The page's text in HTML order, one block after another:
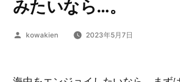
みたいなら…。
投
kowakien 2023年5月7日